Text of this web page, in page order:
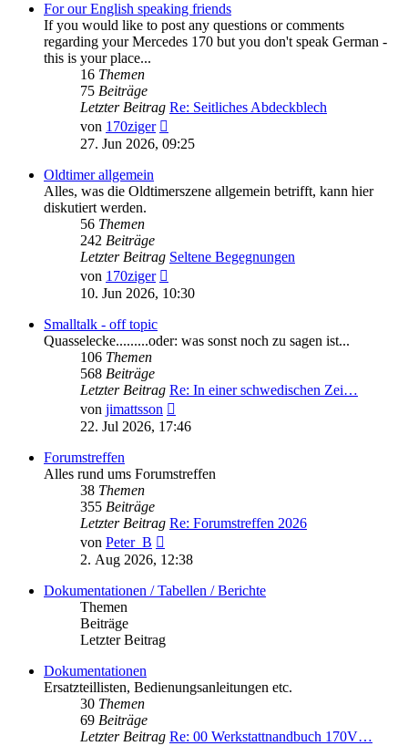
For our English speaking friends
If you would like to post any questions or comments
regarding your Mercedes 170 but you don't speak German -
this is your place...
16 Themen
75 Beiträge
Letzter Beitrag Re: Seitliches Abdeckblech
von 170ziger
Beitrag
27. Jun 2026, 09:25
Oldtimer allgemein
Alles, was die Oldtimerszene allgemein betrifft, kann hier
diskutiert werden.
56 Themen
242 Beiträge
Letzter Beitrag Seltene Begegnungen
von 170ziger
Beitrag
10. Jun 2026, 10:30
Smalltalk - off topic
Quasselecke.........oder: was sonst noch zu sagen ist...
106 Themen
568 Beiträge
Letzter Beitrag Re: In einer schwedischen Zei…
von jimattsson
Beitrag
22. Jul 2026, 17:46
Forumstreffen
Alles rund ums Forumstreffen
38 Themen
355 Beiträge
Letzter Beitrag Re: Forumstreffen 2026
von Peter_B
Beitrag
2. Aug 2026, 12:38
Dokumentationen / Tabellen / Berichte
Themen
Beiträge
Letzter Beitrag
Dokumentationen
Ersatzteillisten, Bedienungsanleitungen etc.
30 Themen
69 Beiträge
Letzter Beitrag Re: 00 Werkstattnandbuch 170V…